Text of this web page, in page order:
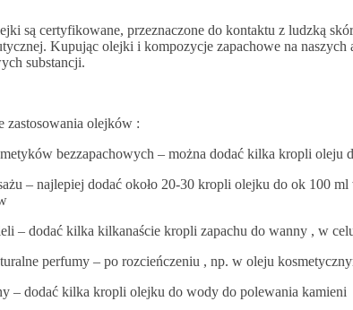
są certyfikowane, przeznaczone do kontaktu z ludzką
Kupując olejki i kompozycje zapachowe na
substancji.
zastosowania olejków :
bezzapachowych – można dodać kilka kropli oleju
– najlepiej dodać około 20-30 kropli olejku do ok 100
– dodać kilka kilkanaście kropli zapachu do wanny , w
perfumy – po rozcieńczeniu , np. w oleju
– dodać kilka kropli olejku do wody do polewania kamieni